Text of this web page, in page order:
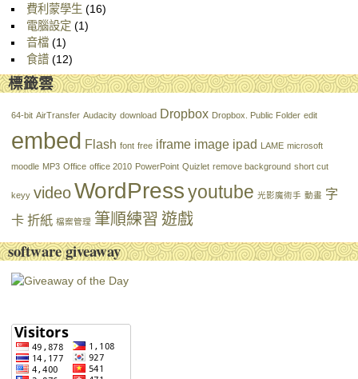
費利蒙學生 (16)
電腦設定 (1)
音檔 (1)
食譜 (12)
標籤雲
64-bit AirTransfer Audacity download Dropbox Dropbox. Public Folder edit
embed Flash font free iframe image ipad LAME microsoft
moodle MP3 Office office 2010 PowerPoint Quizlet remove background short cut
keyy videoWordPress youtube 光影魔術手 動畫 字
卡 折紙 檔案管理 筆順練習 遊戲
software giveaway